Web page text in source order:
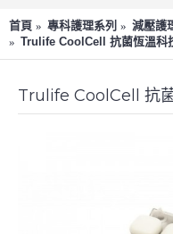
首頁 專科護理系列 減壓護
Trulife CoolCell 抗菌恆溫科
Trulife CoolCell 抗